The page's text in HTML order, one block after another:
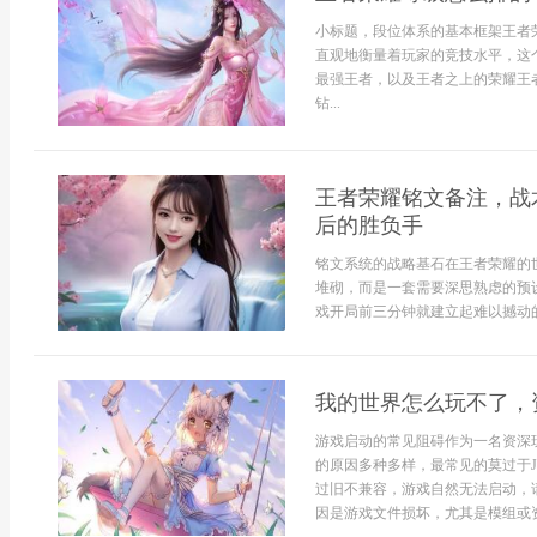
小标题，段位体系的基本框架王
直观地衡量着玩家的竞技水平，
最强王者，以及王者之上的荣耀
钻...
王者荣耀铭文备注，
后的胜负手
铭文系统的战略基石在王者荣耀
堆砌，而是一套需要深思熟虑的
戏开局前三分钟就建立起难以撼
我的世界怎么玩不了
游戏启动的常见阻碍作为一名资
的原因多种多样，最常见的莫过于
过旧不兼容，游戏自然无法启动，
因是游戏文件损坏，尤其是模组